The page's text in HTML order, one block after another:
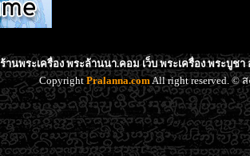
านพระเครื่อง พระล้านนา.คอม เว็บ พระเครื่อง พระบูช
Copyright Pralanna.comAll right reserved. ©